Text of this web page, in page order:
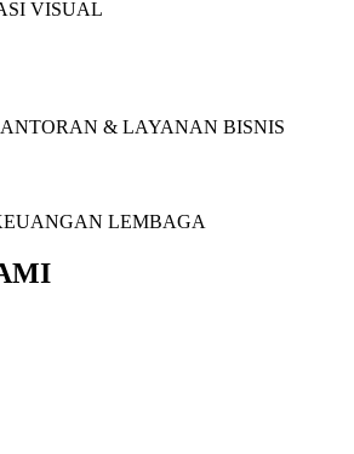
VISUAL
& LAYANAN BISNIS
LEMBAGA